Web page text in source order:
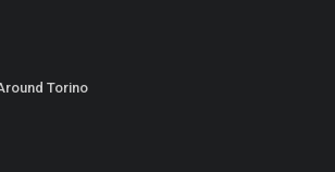
Torino